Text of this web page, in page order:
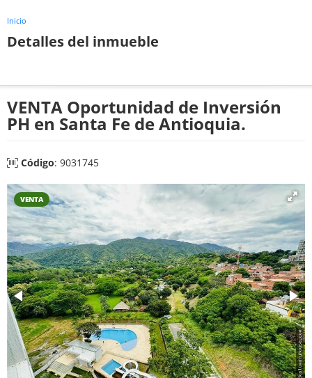
Inicio
Detalles del inmueble
VENTA Oportunidad de Inversión
PH en Santa Fe de Antioquia.
Código: 9031745
VENTA